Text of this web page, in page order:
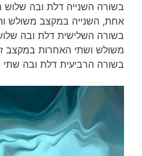
בשורה השנייה דלת ובה
אחת, השנייה במקצב משולש
בשורה השלישית דלת ובה
משולש ושתי האחרות במקצב
בשורה הרביעית דלת ובה